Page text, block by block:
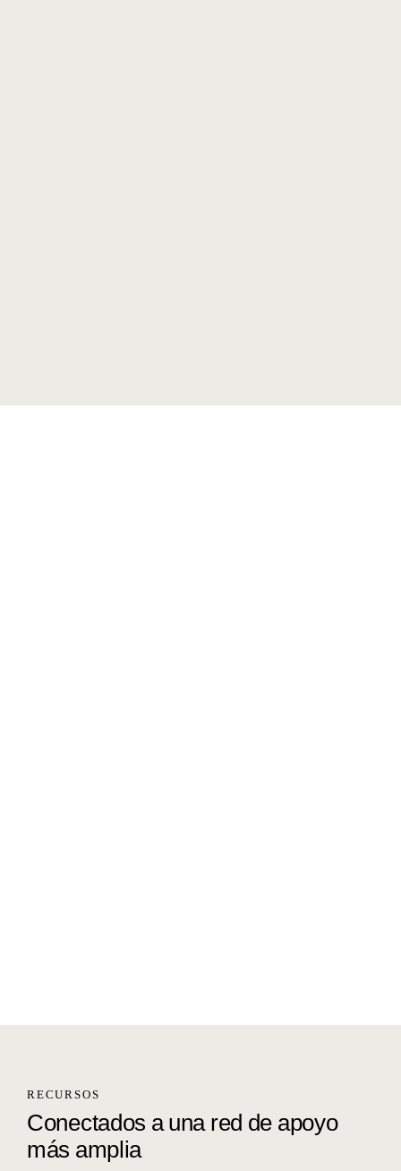
RECURSOS
Conectados a una red de apoyo
más amplia